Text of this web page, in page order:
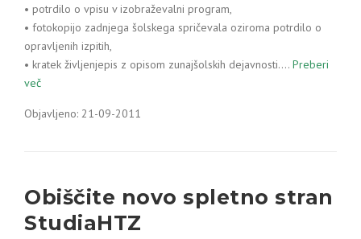
• potrdilo o vpisu v izobraževalni program,
• fotokopijo zadnjega šolskega spričevala oziroma potrdilo o
opravljenih izpitih,
• kratek življenjepis z opisom zunajšolskih dejavnosti.… Preberi
več
Objavljeno: 21-09-2011
Obiščite novo spletno stran
StudiaHTZ